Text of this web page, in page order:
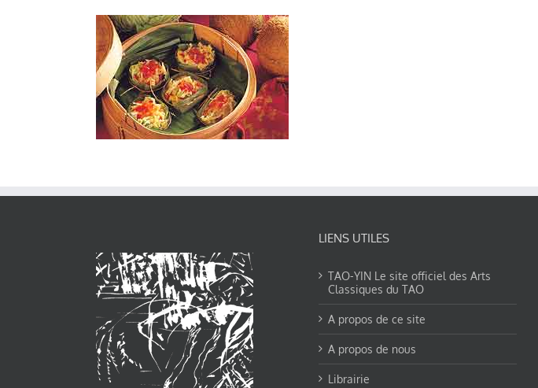
LIENS UTILES
TAO-YIN Le site officiel des Arts
Classiques du TAO
A propos de ce site
A propos de nous
Librairie